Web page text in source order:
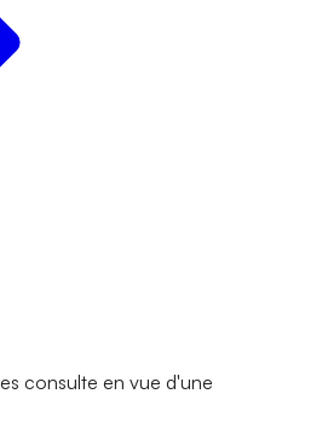
consulte en vue d'une